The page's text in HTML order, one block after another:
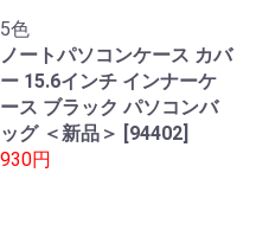
5色
ノートパソコンケース カバ
ー 15.6インチ インナーケ
ース ブラック パソコンバ
ッグ ＜新品＞ [94402]
930円